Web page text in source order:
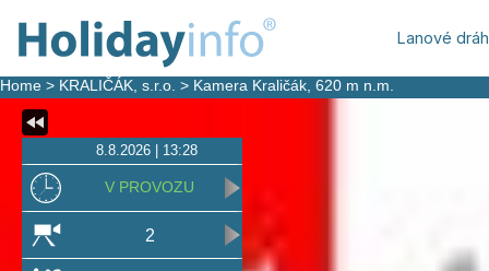
8.8.2026 | 13:28
V PROVOZU
2
Lanové
Home > KRALIČÁK, s.r.o. > Kamera Kraličák , 620 m n.m.